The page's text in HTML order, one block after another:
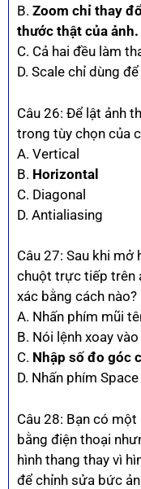
B. Zoom chỉ thay
thước thật của ảnh.
C. Cả hai đều làm
D. Scale chỉ dùng
Câu 26: Để lật ảnh
trong tùy chọn của
A. Vertical
B. Horizontal
C. Diagonal
D. Antialiasing
Câu 27: Sau khi mở
chuột trực tiếp trên
xác bằng cách nào?
A. Nhấn phím mũi
B. Nói lệnh xoay
C. Nhập số đo góc
D. Nhấn phím
Câu 28: Bạn có
bằng điện thoại
hình thang thay vì
để chỉnh sửa bức